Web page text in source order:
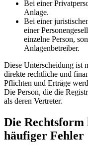
Bei einer
Anlage.
Bei einer
einer
einzelne Person,
Anlagenbetreiber.
Diese Unterscheidung ist
direkte rechtliche und
Pflichten und Erträge
Die Person, die die
als deren Vertreter.
Die
häufiger Fehler